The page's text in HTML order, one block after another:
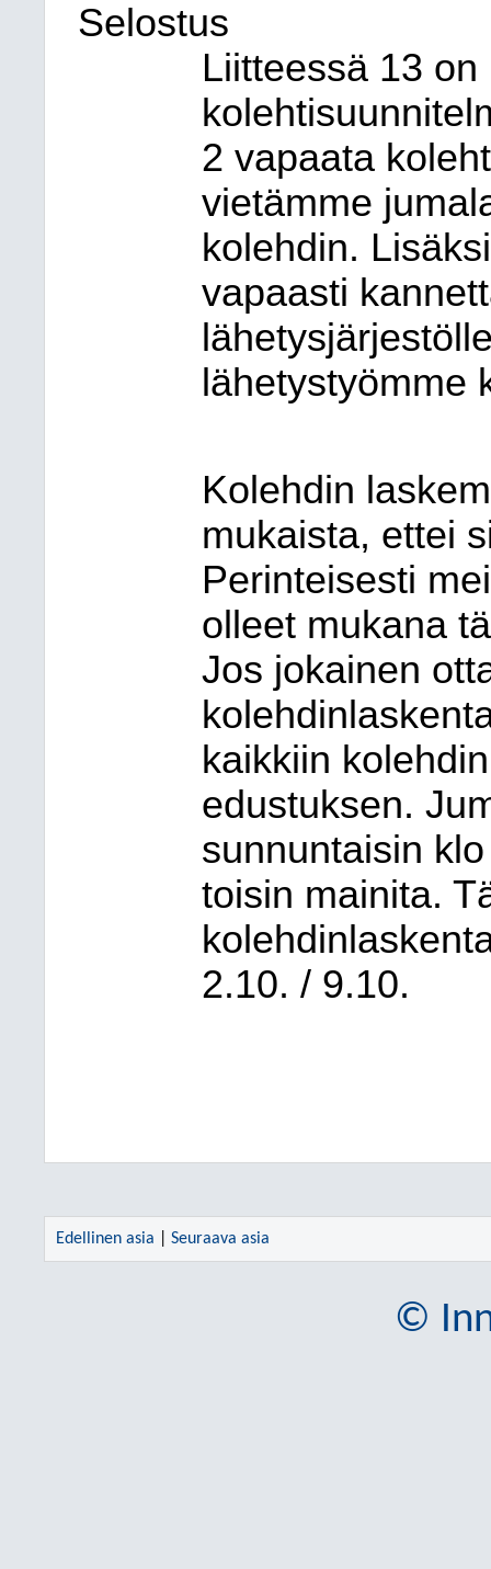
Selostus
Liitteessä 13
2 vapaata
vietämme
kolehdin.
vapaasti
lähetystyömme
Kolehdin
mukaista, ettei
Perinteisesti
olleet mukana
Jos jokainen
kaikkiin
edustuksen.
sunnuntaisin
toisin mainita.
2.10. / 9.10.
Edellinen asia Seuraava asia
©